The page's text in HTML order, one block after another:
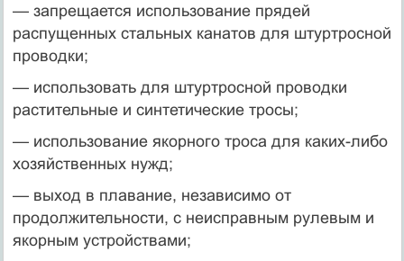
— запрещается использование прядей
распущенных стальных канатов для штуртросной
проводки;
— использовать для штуртросной проводки
растительные и синтетические тросы;
— использование якорного троса для каких-либо
хозяйственных нужд;
— выход в плавание, независимо от
продолжительности, с неисправным рулевым и
якорным устройствами;